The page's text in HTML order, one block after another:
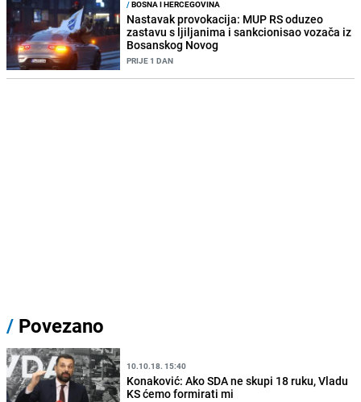
/BOSNA I HERCEGOVINA
Nastavak provokacija: MUP RS oduzeo
zastavu s ljiljanima i sankcionisao vozača iz
Bosanskog Novog
PRIJE 1 DAN
/ Povezano
10.10.18. 15:40
Konaković: Ako SDA ne skupi 18 ruku, Vladu
KS ćemo formirati mi